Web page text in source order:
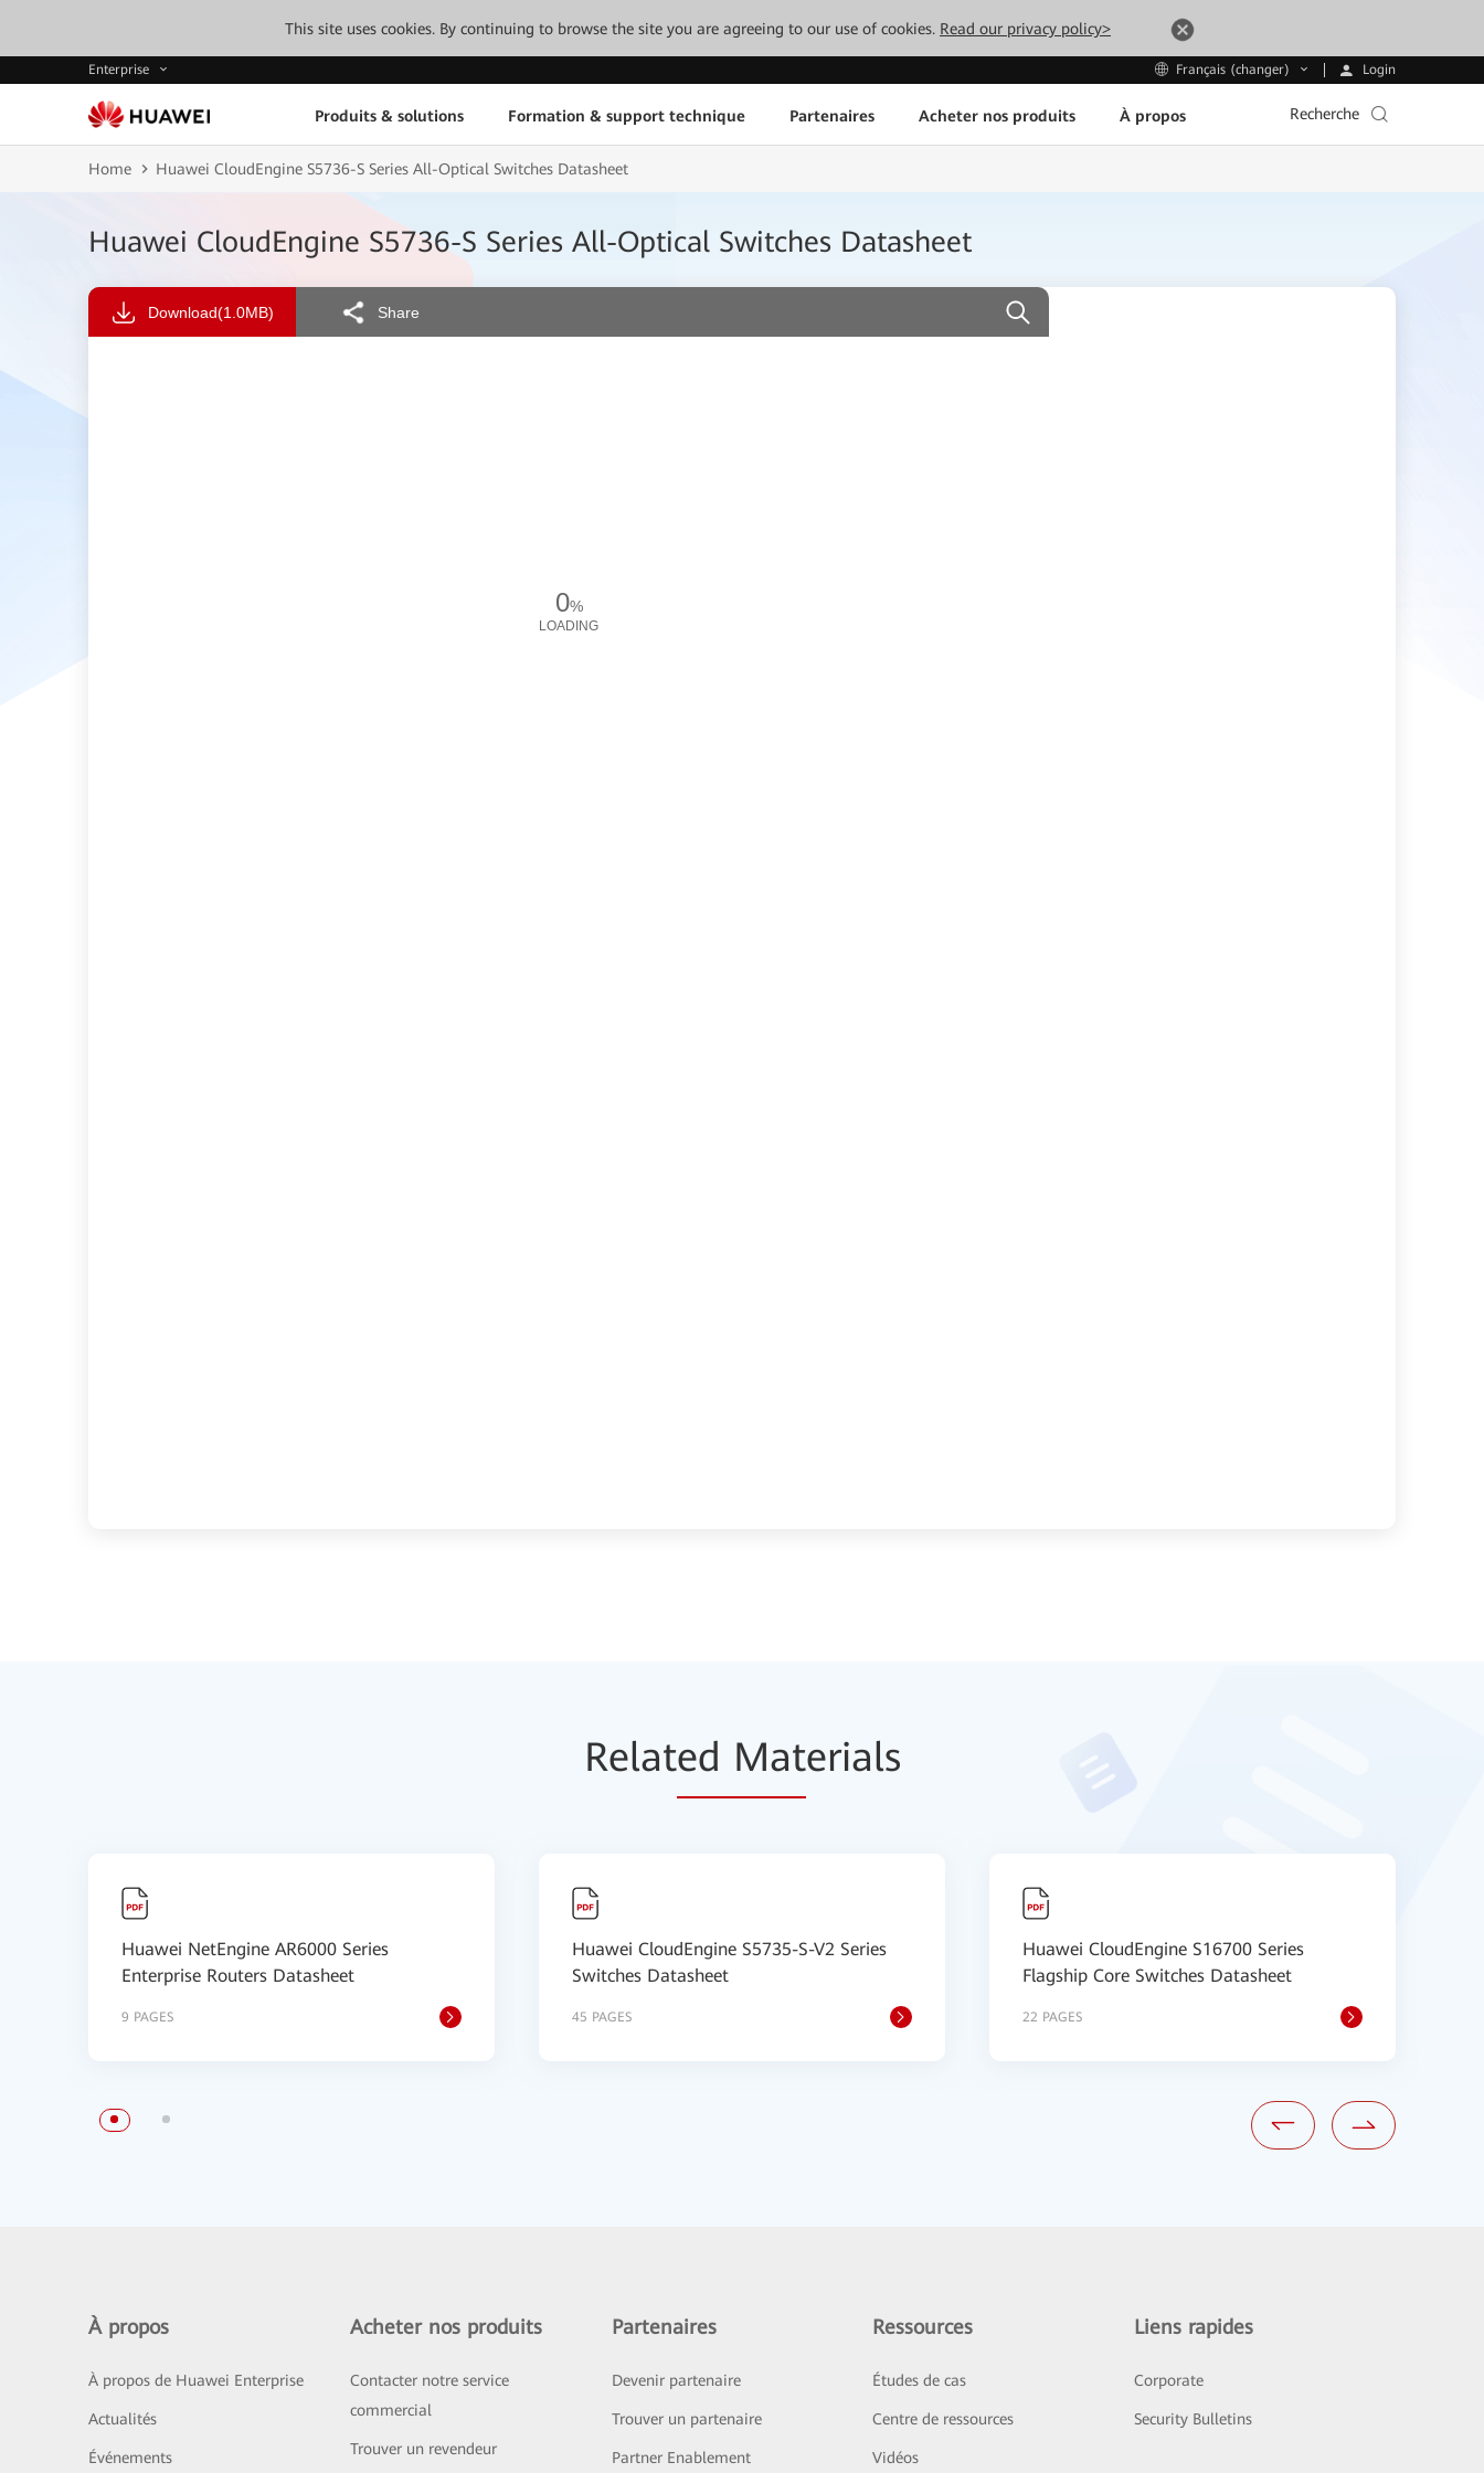
This site uses cookies. By continuing to browse the site you are agreeing to our use of cookies. Read our privacy policy>
Enterprise Français (changer) Login
Produits & solutions Formation & support technique Partenaires Acheter nos produits À propos Recherche
Home Huawei CloudEngine S5736-S Series All-Optical Switches Datasheet
Huawei CloudEngine S5736-S Series All-Optical Switches Datasheet
Download(1.0MB) Share
0%
LOADING
Related Materials
Huawei NetEngine AR6000 Series
Enterprise Routers Datasheet
9 PAGES
Huawei CloudEngine S5735-S-V2 Series
Switches Datasheet
45 PAGES
Huawei CloudEngine S16700 Series
Flagship Core Switches Datasheet
22 PAGES
À propos
À propos de Huawei Enterprise
Actualités
Événements
Acheter nos produits
Contacter notre service
commercial
Trouver un revendeur
Partenaires
Devenir partenaire
Trouver un partenaire
Partner Enablement
Ressources
Études de cas
Centre de ressources
Vidéos
Liens rapides
Corporate
Security Bulletins